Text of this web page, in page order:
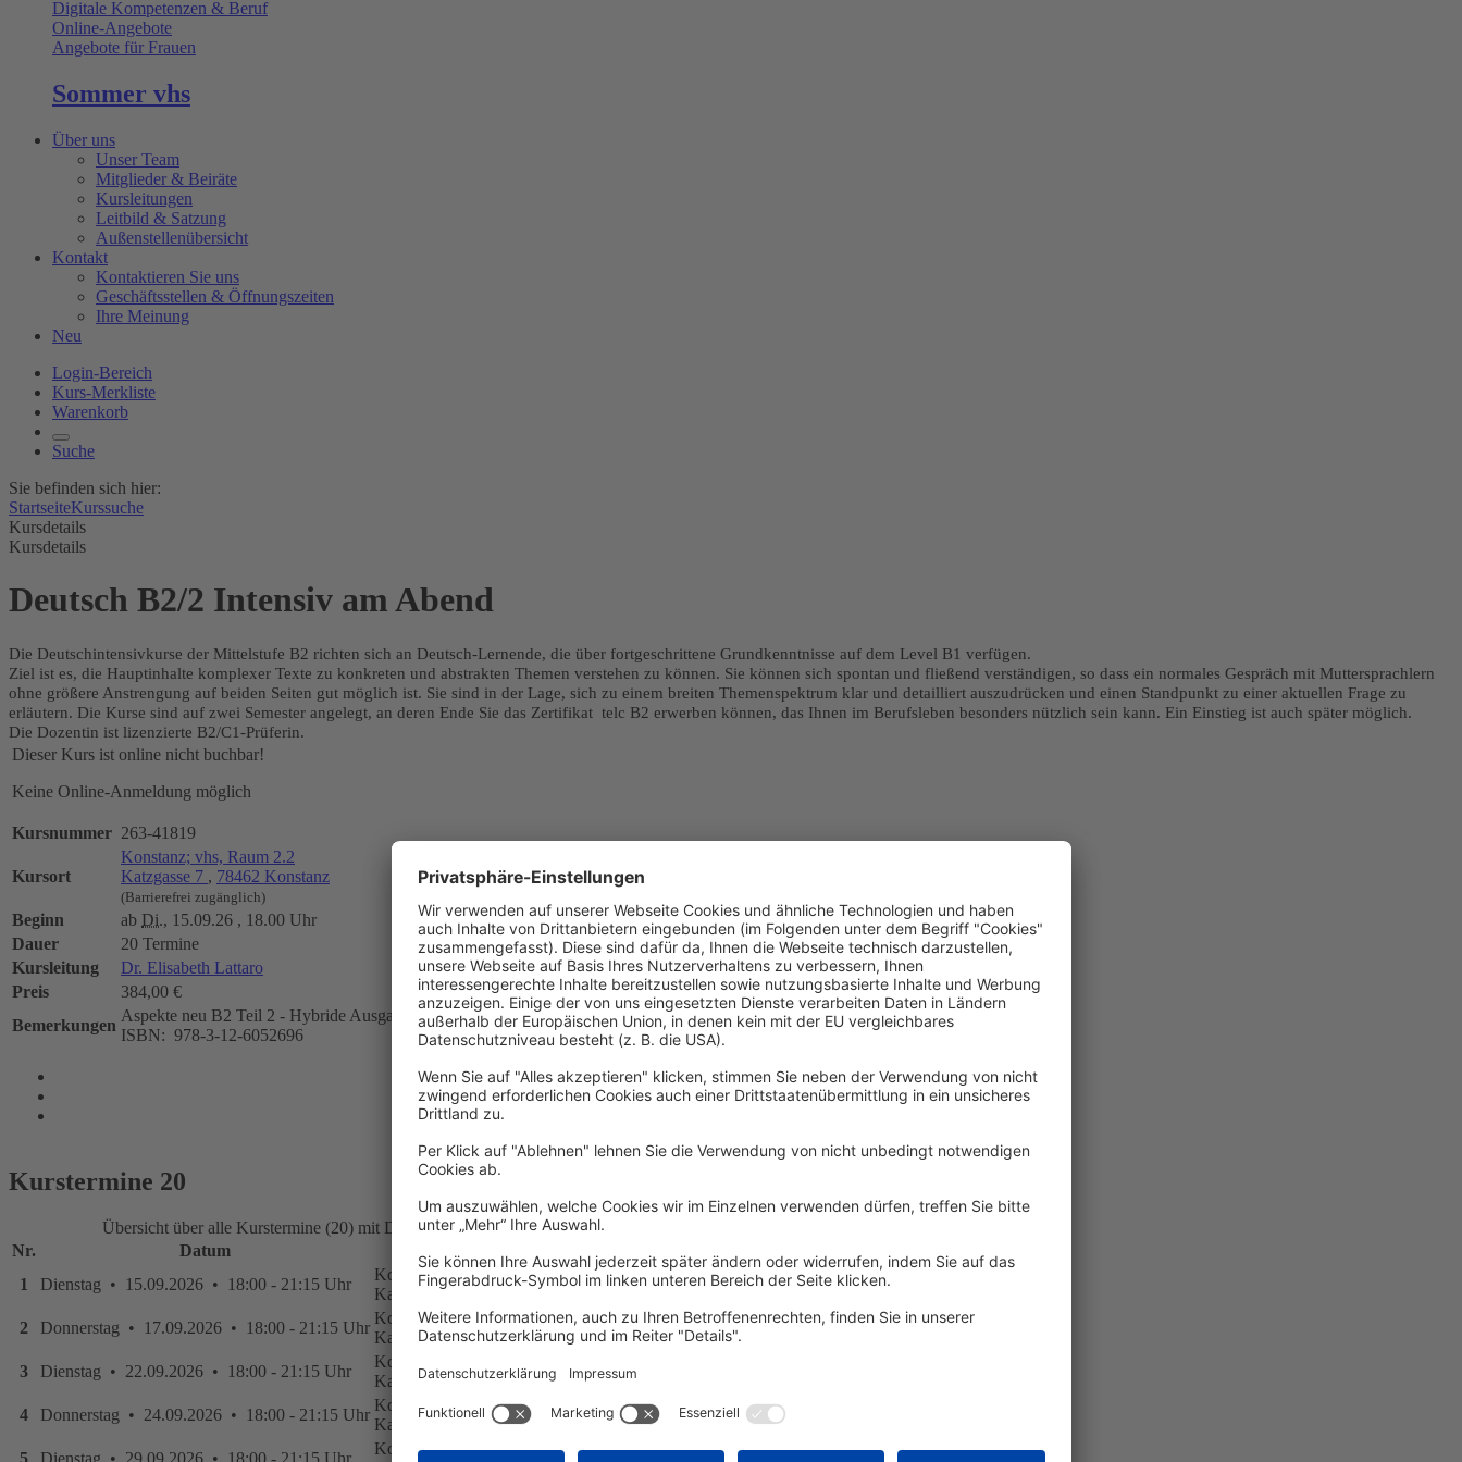
Digitale Kompetenzen & Beruf
Online-Angebote
Angebote für Frauen
Sommer vhs
Über uns
Unser Team
Mitglieder & Beiräte
Kursleitungen
Leitbild & Satzung
Außenstellenübersicht
Kontakt
Kontaktieren Sie uns
Geschäftsstellen & Öffnungszeiten
Ihre Meinung
Neu
Login-Bereich
Kurs-Merkliste
Warenkorb
Suche
Sie befinden sich hier:
StartseiteKurssuche
Kursdetails
Kursdetails
Deutsch B2/2 Intensiv am Abend
Die Deutschintensivkurse der Mittelstufe B2 richten sich an Deutsch-Lernende, die über fortgeschrittene Grundkenntnisse auf dem Level B1 verfügen.
Ziel ist es, die Hauptinhalte komplexer Texte zu konkreten und abstrakten Themen verstehen zu können. Sie können sich spontan und fließend verständigen, so dass ein normales Gespräch mit Muttersprachlern
ohne größere Anstrengung auf beiden Seiten gut möglich ist. Sie sind in der Lage, sich zu einem breiten Themenspektrum klar und detailliert auszudrücken und einen Standpunkt zu einer aktuellen Frage zu
erläutern. Die Kurse sind auf zwei Semester angelegt, an deren Ende Sie das Zertifikat telc B2 erwerben können, das Ihnen im Berufsleben besonders nützlich sein kann. Ein Einstieg ist auch später möglich.
Die Dozentin ist lizenzierte B2/C1-Prüferin.
Dieser Kurs ist online nicht buchbar!
Keine Online-Anmeldung möglich
Kursnummer 263-41819
Kursort
Konstanz; vhs, Raum 2.2
Katzgasse 7 , 78462 Konstanz
(Barrierefrei zugänglich)
Beginn ab Di., 15.09.26 , 18.00 Uhr
Dauer
20 Termine
Kursleitung
Dr. Elisabeth Lattaro
Preis
384,00 €
Bemerkungen
Aspekte neu B2 Teil 2 - Hybride Ausgabe allango: Mittelstufe Deutsch. Lehr- und Arbeitsbuch, Teil 2
ISBN: ‎ 978-3-12-6052696
Kurstermine 20
Übersicht über alle Kurstermine (20) mit Datum und Ort
Nr.
Datum
1
Dienstag • 15.09.2026 • 18:00 - 21:15 Uhr
Konstanz; vhs, Raum 2.2
Katzgasse 7, 78462 Konstanz
2
Donnerstag • 17.09.2026 • 18:00 - 21:15 Uhr
Konstanz; vhs, Raum 2.2
Katzgasse 7, 78462 Konstanz
3
Dienstag • 22.09.2026 • 18:00 - 21:15 Uhr
Konstanz; vhs, Raum 2.2
Katzgasse 7, 78462 Konstanz
4
Donnerstag • 24.09.2026 • 18:00 - 21:15 Uhr
Konstanz; vhs, Raum 2.2
Katzgasse 7, 78462 Konstanz
Konstanz; vhs, Raum 2.2